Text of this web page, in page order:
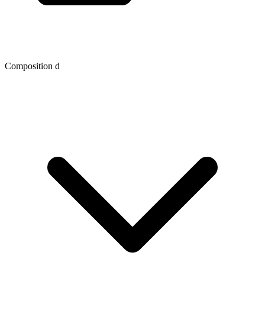
Composition d